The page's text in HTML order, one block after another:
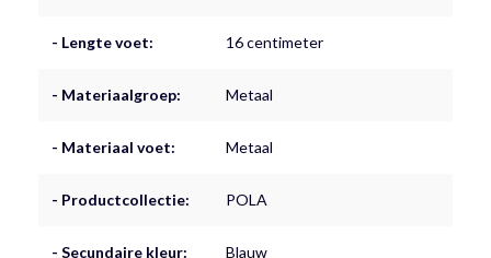
- Lengte voet: 16 centimeter
- Materiaalgroep: Metaal
- Materiaal voet: Metaal
- Productcollectie: POLA
- Secundaire kleur: Blauw